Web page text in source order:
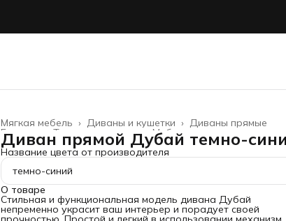
Диваны прямые
Диваны и кушетки ›
Мягкая мебель ›
Мебель
Товары для дома
Главная
Диван прямой Дубай темно-
Название цвета от производителя
темно-синий
О товаре
Стильная и функциональная модель дивана Дубай
непременно украсит ваш интерьер и порадует своей